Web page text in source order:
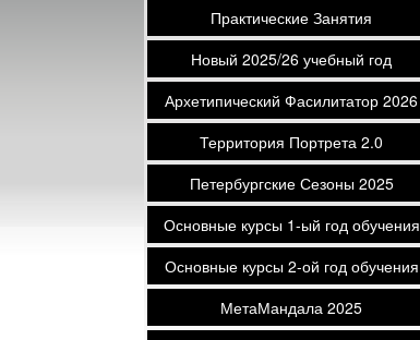
Практические Занятия
Новый 2025/26 учебный год
Архетипический Фасилитатор 2026
Территория Портрета 2.0
Петербургские Сезоны 2025
Основные курсы 1-ый год обучения
Основные курсы 2-ой год обучения
МетаМандала 2025